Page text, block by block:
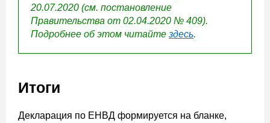
20.07.2020 (см. постановление
Правительства от 02.04.2020 № 409).
Подробнее об этом читайте здесь.
Итоги
Декларация по ЕНВД формируется на бланке,